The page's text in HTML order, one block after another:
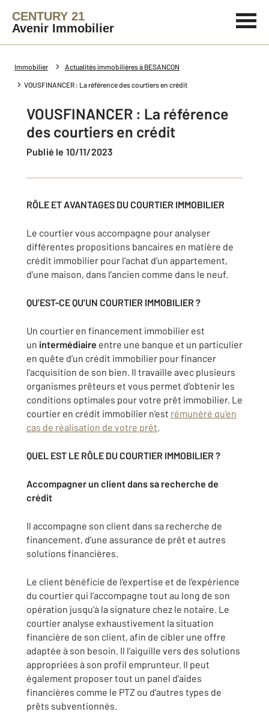
CENTURY 21
Avenir Immobilier
Immobilier Actualités immobilières à BESANCON
VOUSFINANCER : La référence des courtiers en crédit
VOUSFINANCER : La référence
des courtiers en crédit
Publié le 10/11/2023
RÔLE ET AVANTAGES DU COURTIER IMMOBILIER
Le courtier vous accompagne pour analyser
différentes propositions bancaires en matière de
crédit immobilier pour l’achat d’un appartement,
d’une maison, dans l’ancien comme dans le neuf.
QU’EST-CE QU’UN COURTIER IMMOBILIER ?
Un courtier en financement immobilier est
un intermédiaire entre une banque et un particulier
en quête d’un crédit immobilier pour financer
l’acquisition de son bien. Il travaille avec plusieurs
organismes prêteurs et vous permet d’obtenir les
conditions optimales pour votre prêt immobilier. Le
courtier en crédit immobilier n’est rémunéré qu’en
cas de réalisation de votre prêt.
QUEL EST LE RÔLE DU COURTIER IMMOBILIER ?
Accompagner un client dans sa recherche de
crédit
Il accompagne son client dans sa recherche de
financement, d’une assurance de prêt et autres
solutions financières.
Le client bénéficie de l’expertise et de l’expérience
du courtier qui l’accompagne tout au long de son
opération jusqu’à la signature chez le notaire. Le
courtier analyse exhaustivement la situation
financière de son client, afin de cibler une offre
adaptée à son besoin. Il l’aiguille vers des solutions
appropriées à son profil emprunteur. Il peut
également proposer tout un panel d’aides
financières comme le PTZ ou d’autres types de
prêts subventionnés.